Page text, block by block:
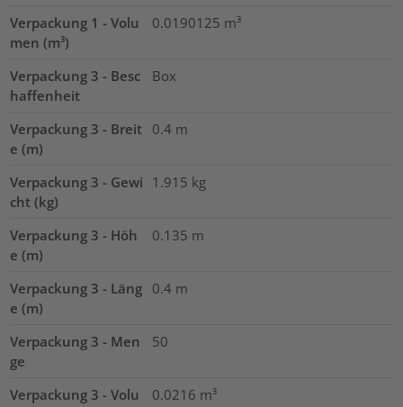
Verpackung 1 - Volu
men (m³)
0.0190125 m³
Verpackung 3 - Besc
haffenheit
Box
Verpackung 3 - Breit
e (m)
0.4 m
Verpackung 3 - Gewi
cht (kg)
1.915 kg
Verpackung 3 - Höh
e (m)
0.135 m
Verpackung 3 - Läng
e (m)
0.4 m
Verpackung 3 - Men
ge
50
Verpackung 3 - Volu
0.0216 m³